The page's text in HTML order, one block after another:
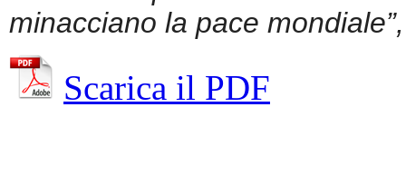
minacciano la pace
Scarica il PDF